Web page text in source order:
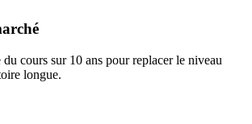
cours sur 10 ans pour replacer le niveau
longue.